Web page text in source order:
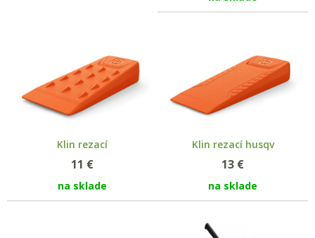
Klin rezací
11 €
na sklade
Klin rezací husqv
13 €
na sklade